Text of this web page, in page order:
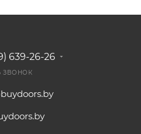
639-26-26
ЗВОНОК